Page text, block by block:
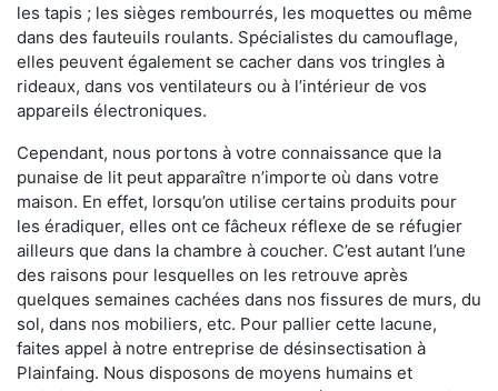
les tapis ; les sièges rembourrés, les moquettes ou même
dans des fauteuils roulants. Spécialistes du camouflage,
elles peuvent également se cacher dans vos tringles à
rideaux, dans vos ventilateurs ou à l’intérieur de vos
appareils électroniques.
Cependant, nous portons à votre connaissance que la
punaise de lit peut apparaître n’importe où dans votre
maison. En effet, lorsqu’on utilise certains produits pour
les éradiquer, elles ont ce fâcheux réflexe de se réfugier
ailleurs que dans la chambre à coucher. C’est autant l’une
des raisons pour lesquelles on les retrouve après
quelques semaines cachées dans nos fissures de murs, du
sol, dans nos mobiliers, etc. Pour pallier cette lacune,
faites appel à notre entreprise de désinsectisation à
Plainfaing. Nous disposons de moyens humains et